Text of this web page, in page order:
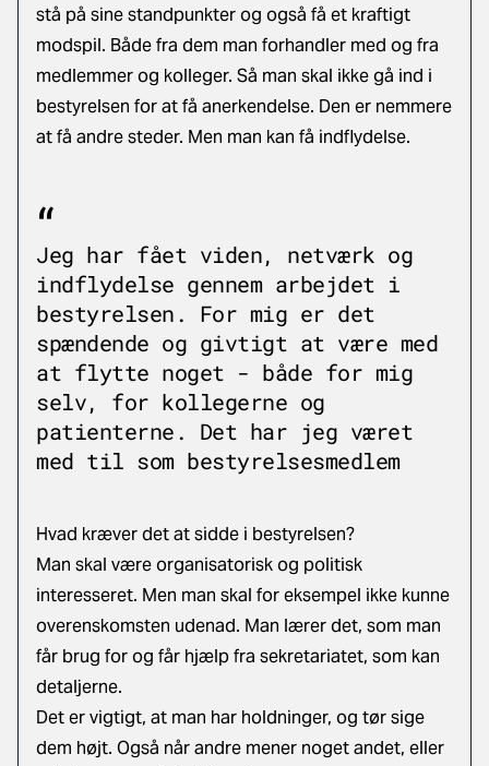
stå på sine standpunkter og også få et kraftigt
modspil. Både fra dem man forhandler med og fra
medlemmer og kolleger. Så man skal ikke gå ind i
bestyrelsen for at få anerkendelse. Den er nemmere
at få andre steder. Men man kan få indflydelse.
Jeg har fået viden, netværk og
indflydelse gennem arbejdet i
bestyrelsen. For mig er det
spændende og givtigt at være med
at flytte noget - både for mig
selv, for kollegerne og
patienterne. Det har jeg været
med til som bestyrelsesmedlem
Hvad kræver det at sidde i bestyrelsen?
Man skal være organisatorisk og politisk
interesseret. Men man skal for eksempel ikke kunne
overenskomsten udenad. Man lærer det, som man
får brug for og får hjælp fra sekretariatet, som kan
detaljerne.
Det er vigtigt, at man har holdninger, og tør sige
dem højt. Også når andre mener noget andet, eller